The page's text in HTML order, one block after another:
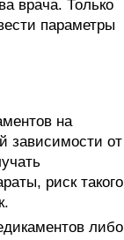
врача. Только
параметры
на
зависимости от
риск такого
либо